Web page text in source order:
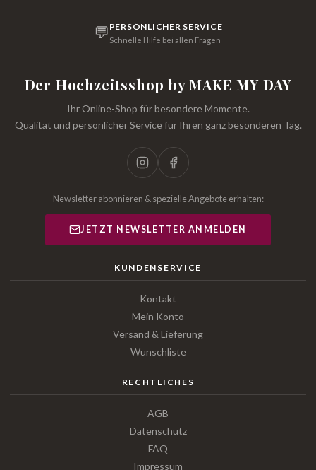
💬 PERSÖNLICHER SERVICE
Schnelle Hilfe bei allen Fragen
Der Hochzeitsshop by MAKE MY DAY
Ihr Online-Shop für besondere Momente.
Qualität und persönlicher Service für Ihren ganz besonderen Tag.
Newsletter abonnieren & spezielle Angebote erhalten:
JETZT NEWSLETTER ANMELDEN
KUNDENSERVICE
Kontakt
Mein Konto
Versand & Lieferung
Wunschliste
RECHTLICHES
AGB
Datenschutz
FAQ
Impressum